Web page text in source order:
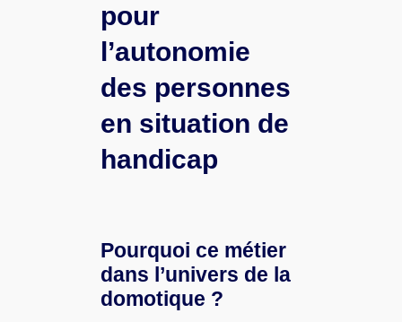
pour
l’autonomie
des personnes
en situation de
handicap
Pourquoi ce métier
dans l’univers de la
domotique ?